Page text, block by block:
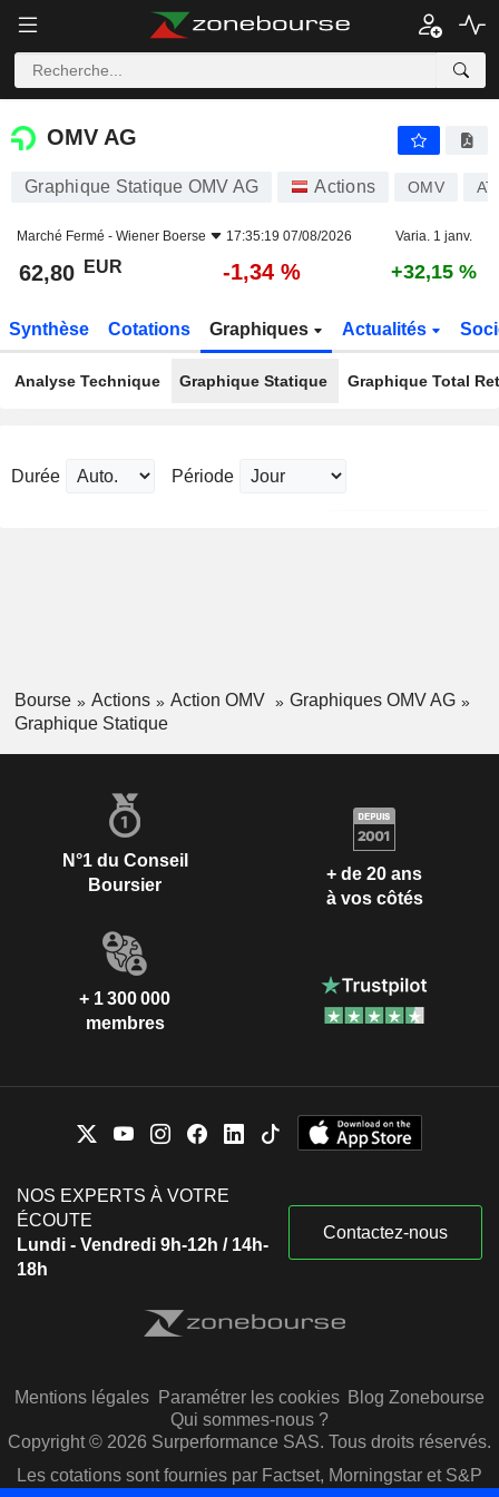
OMV AG
OMV AG
Graphique Statique OMV AG Actions OMV
Marché Fermé - Wiener Boerse 17:35:19 07/08/2026 Varia. 1 janv.
62,80 EUR -1,34 % +32,15 %
Synthèse Cotations Graphiques Actualités
Analyse Technique Graphique Statique Graphique Total
Durée Période
Bourse Actions Action OMV
Graphiques OMV AG
Graphique Statique
N°1 du Conseil
Boursier
+ de 20 ans
à vos côtés
+ 1 300 000
membres
NOS EXPERTS À VOTRE
ÉCOUTE
Lundi - Vendredi 9h-12h / 14h-
18h
Contactez-nous
Mentions légales Paramétrer les cookies Blog Zonebourse
Qui sommes-nous ?
Copyright © 2026 Surperformance SAS. Tous droits réservés.
Les cotations sont fournies par Factset, Morningstar et S&P